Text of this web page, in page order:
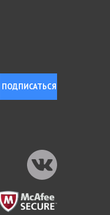
ПОДПИСАТЬСЯ